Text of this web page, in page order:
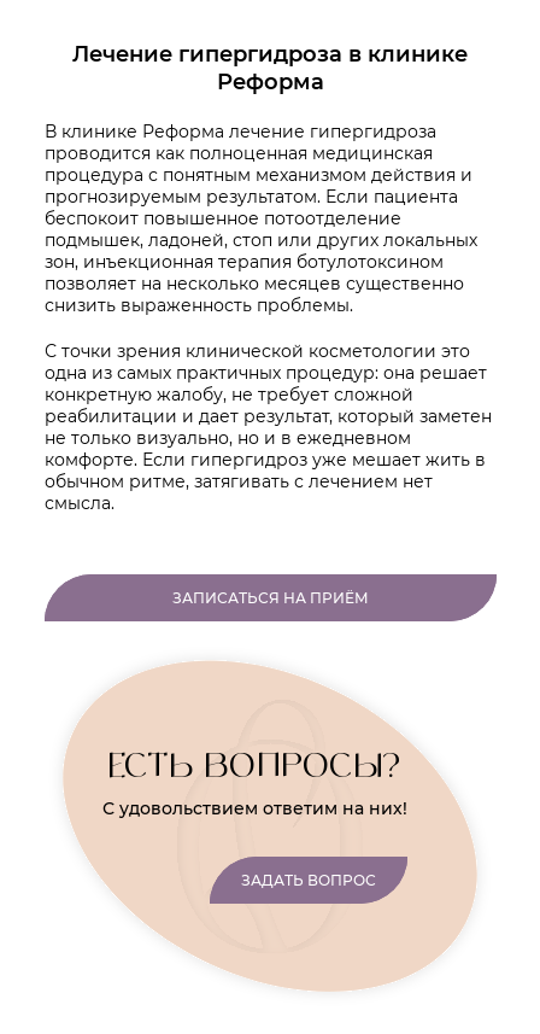
Лечение гипергидроза в клинике
Реформа
В клинике Реформа лечение гипергидроза
проводится как полноценная медицинская
процедура с понятным механизмом действия и
прогнозируемым результатом. Если пациента
беспокоит повышенное потоотделение
подмышек, ладоней, стоп или других локальных
зон, инъекционная терапия ботулотоксином
позволяет на несколько месяцев существенно
снизить выраженность проблемы.
С точки зрения клинической косметологии это
одна из самых практичных процедур: она решает
конкретную жалобу, не требует сложной
реабилитации и дает результат, который заметен
не только визуально, но и в ежедневном
комфорте. Если гипергидроз уже мешает жить в
обычном ритме, затягивать с лечением нет
смысла.
ЗАПИСАТЬСЯ НА ПРИЁМ
ЕСТЬ ВОПРОСЫ?
С удовольствием ответим на них!
ЗАДАТЬ ВОПРОС